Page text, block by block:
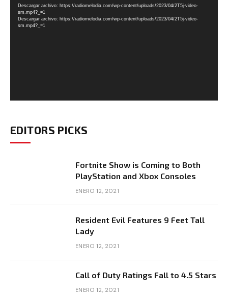
vídeo
Descargar archivo: https://radiomelodia.com/wp-content/uploads/2023/04/2T5j-video-
sm.mp4?_=1
Descargar archivo: https://radiomelodia.com/wp-content/uploads/2023/04/2T5j-video-
sm.mp4?_=1
EDITORS PICKS
Fortnite Show is Coming to Both
PlayStation and Xbox Consoles
ENERO 12, 2021
Resident Evil Features 9 Feet Tall
Lady
ENERO 12, 2021
Call of Duty Ratings Fall to 4.5 Stars
ENERO 12, 2021